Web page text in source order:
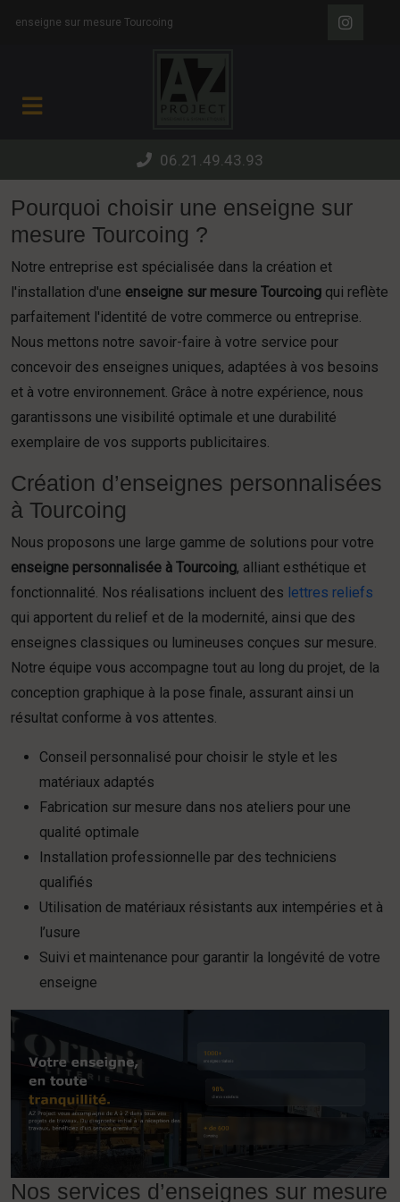
enseigne sur mesure Tourcoing
06.21.49.43.93
Pourquoi choisir une enseigne sur
mesure Tourcoing ?
Notre entreprise est spécialisée dans la création et
l'installation d'une enseigne sur mesure Tourcoing qui reflète
parfaitement l'identité de votre commerce ou entreprise.
Nous mettons notre savoir-faire à votre service pour
concevoir des enseignes uniques, adaptées à vos besoins
et à votre environnement. Grâce à notre expérience, nous
garantissons une visibilité optimale et une durabilité
exemplaire de vos supports publicitaires.
Création d’enseignes personnalisées
à Tourcoing
Nous proposons une large gamme de solutions pour votre
enseigne personnalisée à Tourcoing, alliant esthétique et
fonctionnalité. Nos réalisations incluent des lettres reliefs
qui apportent du relief et de la modernité, ainsi que des
enseignes classiques ou lumineuses conçues sur mesure.
Notre équipe vous accompagne tout au long du projet, de la
conception graphique à la pose finale, assurant ainsi un
résultat conforme à vos attentes.
Conseil personnalisé pour choisir le style et les
matériaux adaptés
Fabrication sur mesure dans nos ateliers pour une
qualité optimale
Installation professionnelle par des techniciens
qualifiés
Utilisation de matériaux résistants aux intempéries et à
l’usure
Suivi et maintenance pour garantir la longévité de votre
enseigne
Nos services d’enseignes sur mesure